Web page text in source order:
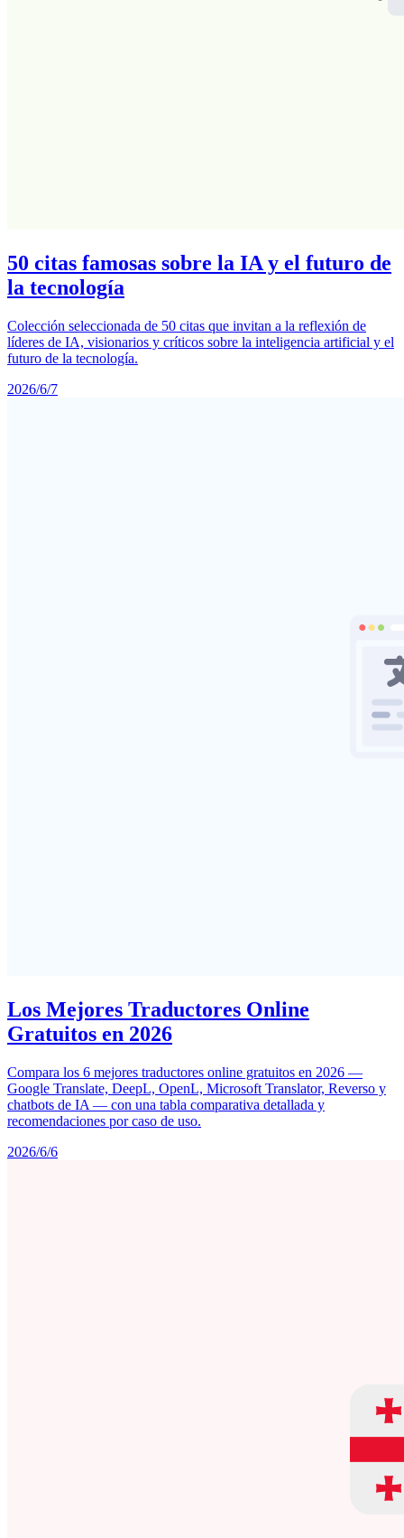
50 citas famosas sobre la IA y el futuro de
la tecnología
Colección seleccionada de 50 citas que invitan a la reflexión de
líderes de IA, visionarios y críticos sobre la inteligencia artificial y el
futuro de la tecnología.
2026/6/7
Los Mejores Traductores Online
Gratuitos en 2026
Compara los 6 mejores traductores online gratuitos en 2026 —
Google Translate, DeepL, OpenL, Microsoft Translator, Reverso y
chatbots de IA — con una tabla comparativa detallada y
recomendaciones por caso de uso.
2026/6/6